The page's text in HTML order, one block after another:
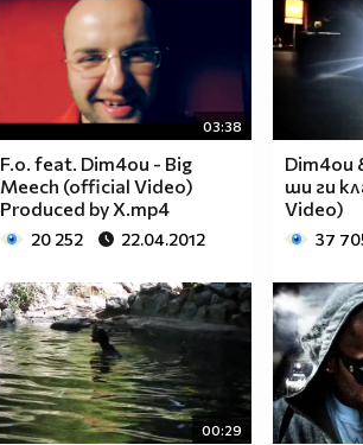
03:38
F.o. feat. Dim4ou - Big
Meech (official Video)
Produced by X.mp4
20 252 22.04.2012
Dim4ou
ши ги
Video)
37
00:29